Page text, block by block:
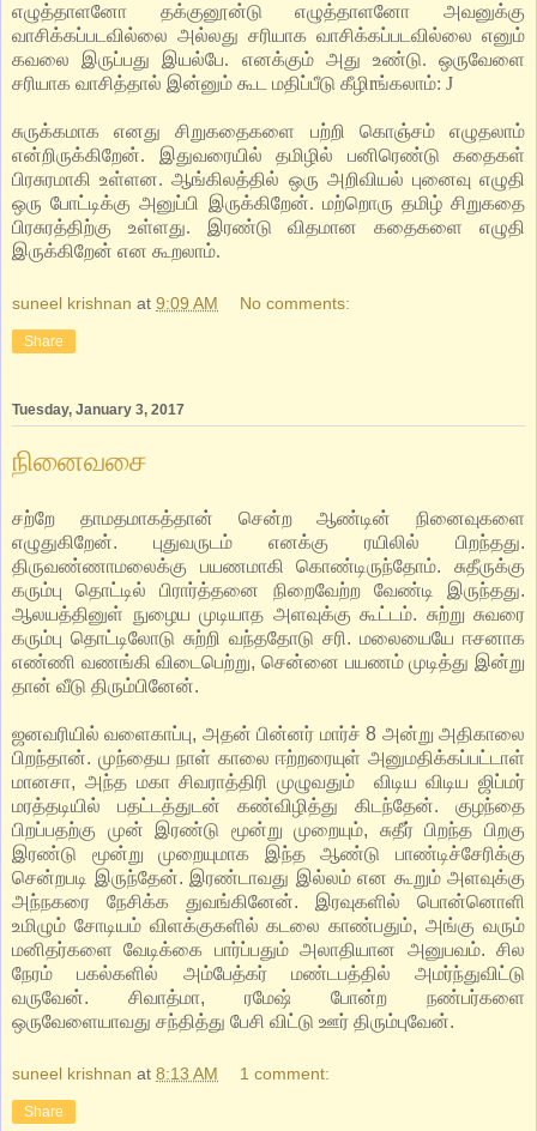
எழுத்தாளனோ தக்குனூன்டு எழுத்தாளனோ அவனுக்கு
வாசிக்கப்படவில்லை அல்லது சரியாக வாசிக்கப்படவில்லை எனும்
கவலை இருப்பது இயல்பே. எனக்கும் அது உண்டு. ஒருவேளை
சரியாக வாசித்தால் இன்னும் கூட மதிப்பீடு கீழிrங்கலாம்: J
சுருக்கமாக எனது சிறுகதைகளை பற்றி கொஞ்சம் எழுதலாம்
என்றிருக்கிறேன். இதுவரையில் தமிழில் பனிரெண்டு கதைகள்
பிரசுரமாகி உள்ளன. ஆங்கிலத்தில் ஒரு அறிவியல் புனைவு எழுதி
ஒரு போட்டிக்கு அனுப்பி இருக்கிறேன். மற்றொரு தமிழ் சிறுகதை
பிரசுரத்திற்கு உள்ளது. இரண்டு விதமான கதைகளை எழுதி
இருக்கிறேன் என கூறலாம்.
suneel krishnan at 9:09 AM No comments:
Share
Tuesday, January 3, 2017
நினைவசை
சற்றே தாமதமாகத்தான் சென்ற ஆண்டின் நினைவுகளை
எழுதுகிறேன். புதுவருடம் எனக்கு ரயிலில் பிறந்தது.
திருவண்ணாமலைக்கு பயணமாகி கொண்டிருந்தோம். சுதீருக்கு
கரும்பு தொட்டில் பிரார்த்தனை நிறைவேற்ற வேண்டி இருந்தது.
ஆலயத்தினுள் நுழைய முடியாத அளவுக்கு கூட்டம். சுற்று சுவரை
கரும்பு தொட்டிலோடு சுற்றி வந்ததோடு சரி. மலையையே ஈசனாக
எண்ணி வணங்கி விடைபெற்று, சென்னை பயணம் முடித்து இன்று
தான் வீடு திரும்பினேன்.
ஜனவரியில் வளைகாப்பு, அதன் பின்னர் மார்ச் 8 அன்று அதிகாலை
பிறந்தான். முந்தைய நாள் காலை ஈற்றரையுள் அனுமதிக்கப்பட்டாள்
மானசா, அந்த மகா சிவராத்திரி முழுவதும் விடிய விடிய ஜிப்மர்
மரத்தடியில் பதட்டத்துடன் கண்விழித்து கிடந்தேன். குழந்தை
பிறப்பதற்கு முன் இரண்டு மூன்று முறையும், சுதீர் பிறந்த பிறகு
இரண்டு மூன்று முறையுமாக இந்த ஆண்டு பாண்டிச்சேரிக்கு
சென்றபடி இருந்தேன். இரண்டாவது இல்லம் என கூறும் அளவுக்கு
அந்நகரை நேசிக்க துவங்கினேன். இரவுகளில் பொன்னொளி
உமிழும் சோடியம் விளக்குகளில் கடலை காண்பதும், அங்கு வரும்
மனிதர்களை வேடிக்கை பார்ப்பதும் அலாதியான அனுபவம். சில
நேரம் பகல்களில் அம்பேத்கர் மண்டபத்தில் அமர்ந்துவிட்டு
வருவேன். சிவாத்மா, ரமேஷ் போன்ற நண்பர்களை
ஒருவேளையாவது சந்தித்து பேசி விட்டு ஊர் திரும்புவேன்.
suneel krishnan at 8:13 AM 1 comment:
Share